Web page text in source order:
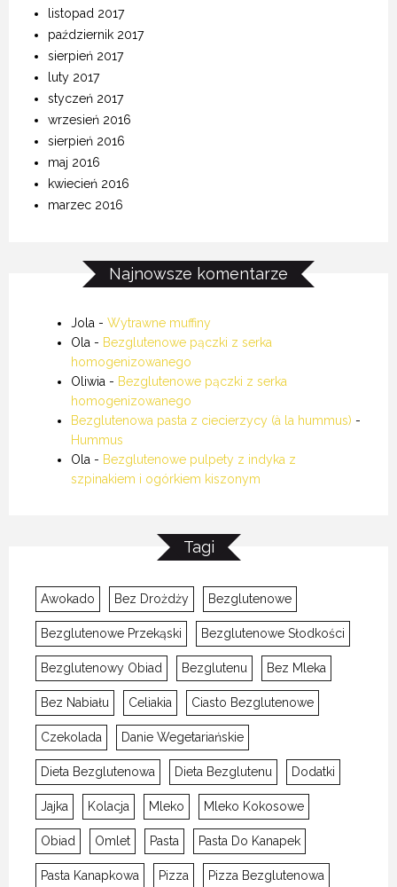
listopad 2017
październik 2017
sierpień 2017
luty 2017
styczeń 2017
wrzesień 2016
sierpień 2016
maj 2016
kwiecień 2016
marzec 2016
Najnowsze komentarze
Jola - Wytrawne muffiny
Ola - Bezglutenowe pączki z serka
homogenizowanego
Oliwia - Bezglutenowe pączki z serka
homogenizowanego
Bezglutenowa pasta z ciecierzycy (à la hummus) -
Hummus
Ola - Bezglutenowe pulpety z indyka z
szpinakiem i ogórkiem kiszonym
Tagi
Awokado Bez Drożdży Bezglutenowe
Bezglutenowe Przekąski Bezglutenowe Słodkości
Bezglutenowy Obiad Bezglutenu Bez Mleka
Bez Nabiału Celiakia Ciasto Bezglutenowe
Czekolada Danie Wegetariańskie
Dieta Bezglutenowa Dieta Bezglutenu Dodatki
Jajka Kolacja Mleko Mleko Kokosowe
Obiad Omlet Pasta Pasta Do Kanapek
Pasta Kanapkowa Pizza Pizza Bezglutenowa